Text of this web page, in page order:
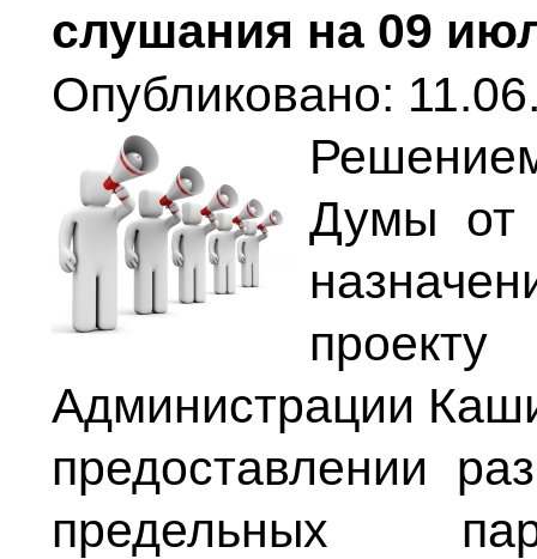
слушания на 09
Опубликовано:
Думы от
Администрации
предоставлении
предельных